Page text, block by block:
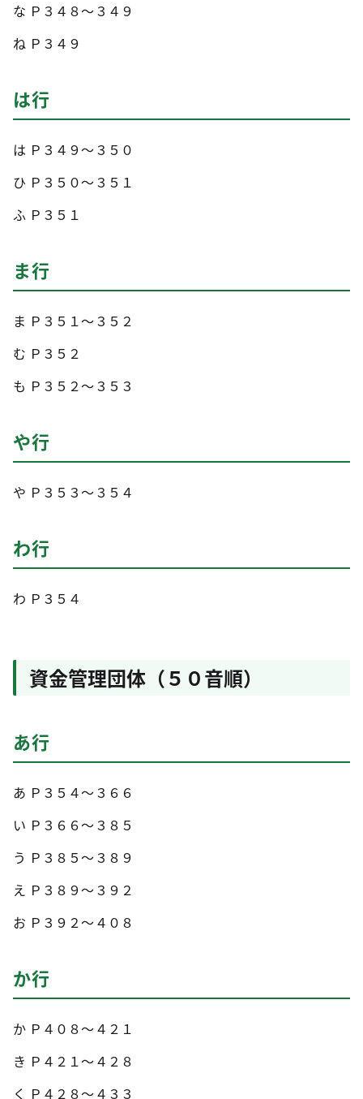
な Ｐ３４８～３４９
ね Ｐ３４９
は行
は Ｐ３４９～３５０
ひ Ｐ３５０～３５１
ふ Ｐ３５１
ま行
ま Ｐ３５１～３５２
む Ｐ３５２
も Ｐ３５２～３５３
や行
や Ｐ３５３～３５４
わ行
わ Ｐ３５４
資金管理団体（５０音順）
あ行
あ Ｐ３５４～３６６
い Ｐ３６６～３８５
う Ｐ３８５～３８９
え Ｐ３８９～３９２
お Ｐ３９２～４０８
か行
か Ｐ４０８～４２１
き Ｐ４２１～４２８
く Ｐ４２８～４３３